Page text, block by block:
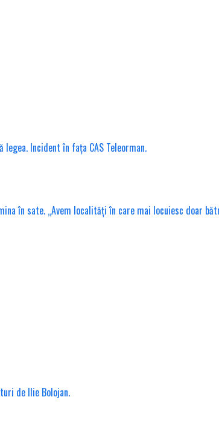
Incident în fața CAS Teleorman.
în sate. „Avem localități în care mai locuiesc doar
de Ilie Bolojan.